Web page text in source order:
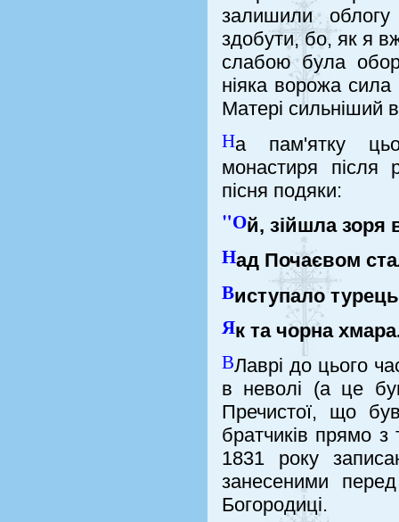
залишили
здобути, бо, як я
слабою була
ніяка ворожа
Матері сильніший
На пам'ятку
монастиря після
пісня подяки:
"Ой, зійшла зоря
Над Почаєвом
Виступало
Як та чорна
ВЛаврі до цього
в неволі (а це
Пречистої, що
братчиків прямо з
1831 року
занесеними
Богородиці.